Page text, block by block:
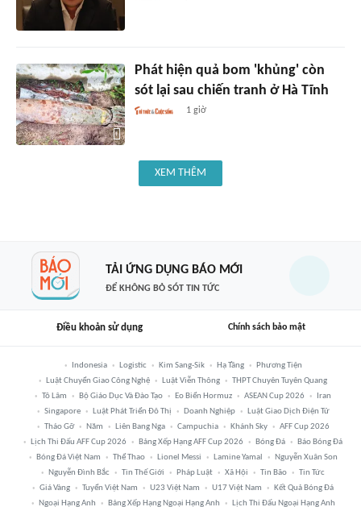
Phát hiện quả bom 'khủng' còn
sót lại sau chiến tranh ở Hà Tĩnh
1 giờ
XEM THÊM
TẢI ỨNG DỤNG BÁO MỚI
ĐỂ KHÔNG BỎ SÓT TIN TỨC
Điều khoản sử dụng Chính sách bảo mật
Indonesia Logistic Kim Sang-Sik Hạ Tầng
Phương Tiện
Luật Chuyển Giao Công Nghệ
Luật Viễn Thông
THPT Chuyên Tuyên Quang
Tô Lâm
Bộ Giáo Dục Và Đào Tạo Eo Biển Hormuz ASEAN Cup 2026
Iran
Singapore
Luật Phát Triển Đô Thị Doanh Nghiệp
Luật Giao Dịch Điện Tử
Tháo Gỡ
Năm Liên Bang Nga Campuchia Khánh Sky
AFF Cup 2026
Lịch Thi Đấu AFF Cup 2026
Bảng Xếp Hạng AFF Cup 2026 Bóng Đá
Báo Bóng Đá
Bóng Đá Việt Nam
Thể Thao Lionel Messi Lamine Yamal
Nguyễn Xuân Son
Nguyễn Đình Bắc
Tin Thế Giới Pháp Luật Xã Hội Tin Bão
Tin Tức
Giá Vàng
Tuyển Việt Nam U23 Việt Nam U17 Việt Nam
Kết Quả Bóng Đá
Ngoại Hạng Anh
Bảng Xếp Hạng Ngoại Hạng Anh Lịch Thi Đấu Ngoại Hạng Anh